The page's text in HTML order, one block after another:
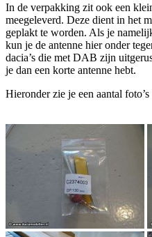
In de verpakking zit ook een
meegeleverd. Deze dient in het
geplakt te worden. Als je
kun je de antenne hier onder
dacia’s die met DAB zijn
je dan een korte antenne hebt.
Hieronder zie je een aantal